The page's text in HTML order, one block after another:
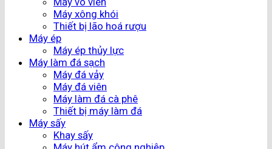
Máy xông khói
Thiết bị lão hoá rượu
Máy ép
Máy ép thủy lực
Máy làm đá sạch
Máy đá vảy
Máy đá viên
Máy làm đá cà phê
Thiết bị máy làm đá
Máy sấy
Khay sấy